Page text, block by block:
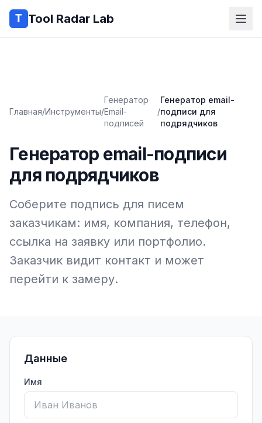
Tool Radar Lab
Главная/Инструменты/
Генератор
Email-
подписей
/
Генератор email-
подписи для
подрядчиков
Генератор email-подписи
для подрядчиков
Соберите подпись для писем
заказчикам: имя, компания, телефон,
ссылка на заявку или портфолио.
Заказчик видит контакт и может
перейти к замеру.
Данные
Имя